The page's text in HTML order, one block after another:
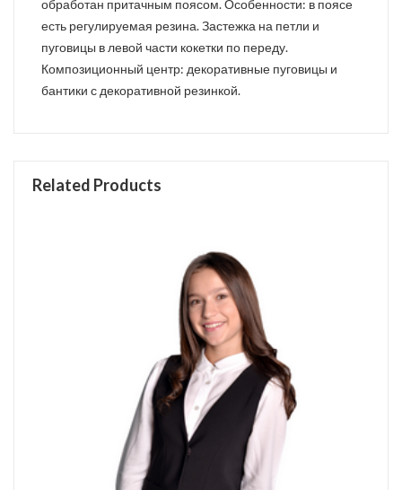
обработан притачным поясом. Особенности: в поясе
есть регулируемая резина. Застежка на петли и
пуговицы в левой части кокетки по переду.
Композиционный центр: декоративные пуговицы и
бантики с декоративной резинкой.
Related Products